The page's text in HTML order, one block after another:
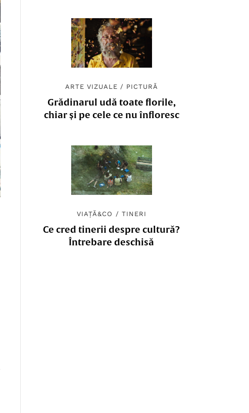
ARTE VIZUALE / PICTURĂ
Grădinarul udă toate florile,
chiar și pe cele ce nu înfloresc
VIAȚĂ&CO / TINERI
Ce cred tinerii despre cultură?
Întrebare deschisă